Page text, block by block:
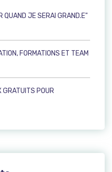
QUAND JE SERAI GRAND.E"
FORMATIONS ET TEAM
GRATUITS POUR